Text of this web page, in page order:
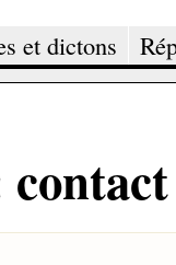
et dictons